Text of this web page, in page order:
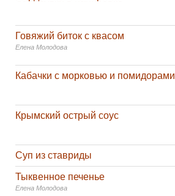
Говяжий биток с квасом
Елена Молодова
Кабачки с морковью и помидорами
Крымский острый соус
Суп из ставриды
Тыквенное печенье
Елена Молодова